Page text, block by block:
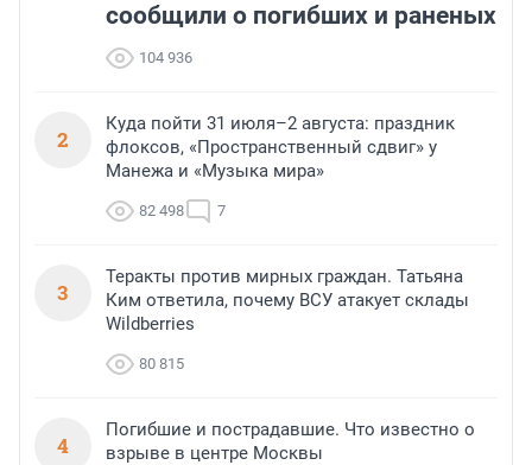
сообщили о погибших и раненых
104 936
2
Куда пойти 31 июля–2 августа: праздник
флоксов, «Пространственный сдвиг» у
Манежа и «Музыка мира»
82 498 7
3
Теракты против мирных граждан. Татьяна
Ким ответила, почему ВСУ атакует склады
Wildberries
80 815
4
Погибшие и пострадавшие. Что известно о
взрыве в центре Москвы